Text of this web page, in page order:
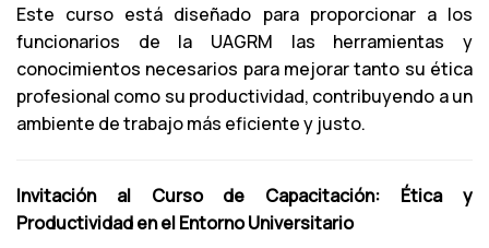
Este curso está diseñado para proporcionar a los
funcionarios de la UAGRM las herramientas y
conocimientos necesarios para mejorar tanto su ética
profesional como su productividad, contribuyendo a un
ambiente de trabajo más eficiente y justo.
Invitación al Curso de Capacitación: Ética y
Productividad en el Entorno Universitario